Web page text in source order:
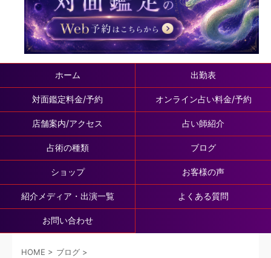
ホーム 出勤表
対面鑑定料金/予約 オンライン占い料金/予約
店舗案内/アクセス 占い師紹介
占術の種類 ブログ
ショップ お客様の声
紹介メディア・出演一覧 よくある質問
お問い合わせ
HOME > ブログ >